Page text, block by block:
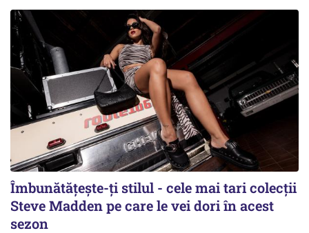
Îmbunătățește-ți stilul - cele mai tari colecții
Steve Madden pe care le vei dori în acest
sezon